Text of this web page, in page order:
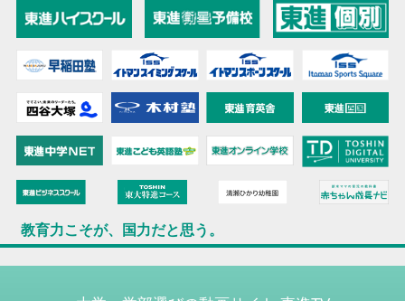
教育力こそが、国力だと思う。